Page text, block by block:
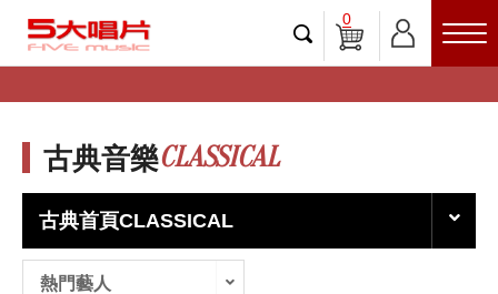
0
古典音樂CLASSICAL
古典首頁CLASSICAL
熱門藝人